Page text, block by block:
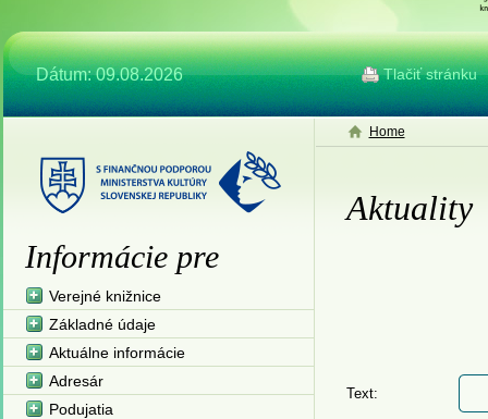
Dátum: 09.08.2026 Tlačiť stránku
Home
Aktuality
Text:
Informácie pre
Verejné knižnice
Základné údaje
Aktuálne informácie
Adresár
Podujatia